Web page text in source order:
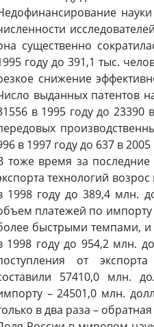
существенно
году до 391,1 тыс.
снижение
выданных патентов
в 1995 году до 23390
в 1997 году до 637 в 2005
тоже время за
технологий
1998 году до 389,4 млн.
платежей по импорту
быстрыми темпами, и
1998 году до 954,2 млн.
от
57410,0 млн.
– 24501,0 млн.
в два раза –